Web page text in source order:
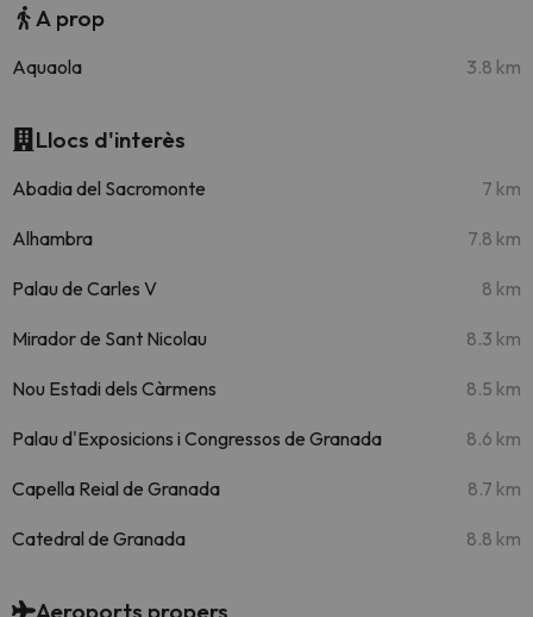
A prop
Aquaola 3.8 km
Llocs d'interès
Abadia del Sacromonte 7 km
Alhambra 7.8 km
Palau de Carles V 8 km
Mirador de Sant Nicolau 8.3 km
Nou Estadi dels Càrmens 8.5 km
Palau d'Exposicions i Congressos de Granada 8.6 km
Capella Reial de Granada 8.7 km
Catedral de Granada 8.8 km
Aeroports propers